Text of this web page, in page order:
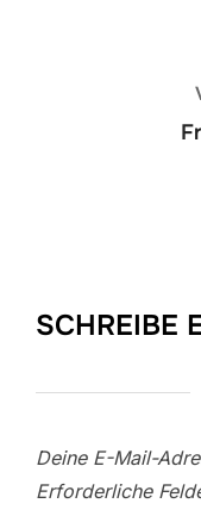
SCHREIBE
Deine E-Mail-
Erforderliche